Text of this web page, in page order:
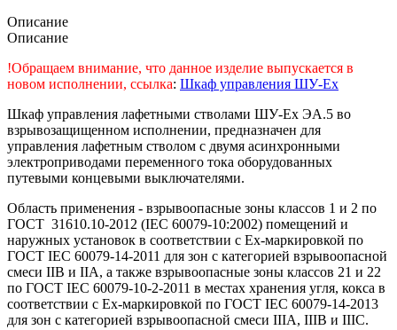
Описание
Описание
!Обращаем внимание, что данное изделие выпускается в
новом исполнении, ссылка: Шкаф управления ШУ-Ех
Шкаф управления лафетными стволами ШУ-Ех ЭА.5 во
взрывозащищенном исполнении, предназначен для
управления лафетным стволом с двумя асинхронными
электроприводами переменного тока оборудованных
путевыми концевыми выключателями.
Область применения - взрывоопасные зоны классов 1 и 2 по
ГОСТ 31610.10-2012 (IEC 60079-10:2002) помещений и
наружных установок в соответствии с Ex-маркировкой по
ГОСТ IEC 60079-14-2011 для зон с категорией взрывоопасной
смеси IIB и IIA, а также взрывоопасные зоны классов 21 и 22
по ГОСТ IEC 60079-10-2-2011 в местах хранения угля, кокса в
соответствии с Ех-маркировкой по ГОСТ IEC 60079-14-2013
для зон с категорией взрывоопасной смеси IIIA, IIIB и IIIC.